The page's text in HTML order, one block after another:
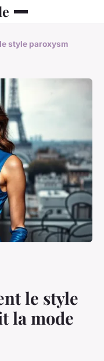
style paroxysm
le style
la mode